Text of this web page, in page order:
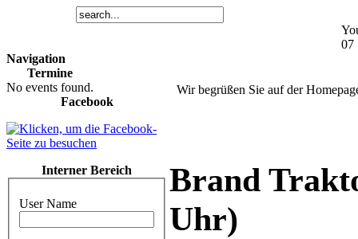
07
Navigation
Termine
No events found.
Facebook
Interner Bereich
User Name
Wir begrüßen Sie auf der
Brand
Uhr)